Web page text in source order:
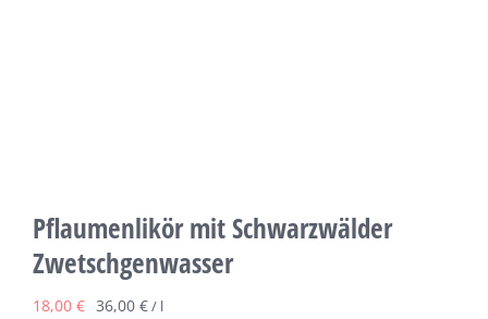
Pflaumenlikör mit Schwarzwälder
Zwetschgenwasser
18,00 € 36,00 €/ l